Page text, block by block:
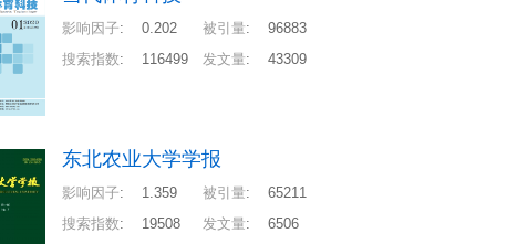
影响因子: 0.202 被引量:
96883
搜索指数: 116499 发文量: 43309
东北农业大学学报
影响因子: 1.359 被引量:
65211
搜索指数: 19508 发文量: 6506